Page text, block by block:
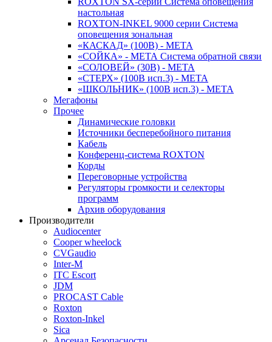
настольная
ROXTON-INKEL 9000 серии Система
оповещения зональная
«КАСКАД» (100В) - МЕТА
«СОЙКА» - МЕТА Система обратной связи
«СОЛОВЕЙ» (30В) - МЕТА
«СТЕРХ» (100В исп.3) - МЕТА
«ШКОЛЬНИК» (100В исп.3) - МЕТА
Мегафоны
Прочее
Динамические головки
Источники бесперебойного питания
Кабель
Конференц-система ROXTON
Корды
Переговорные устройства
Регуляторы громкости и селекторы
программ
Архив оборудования
Производители
Audiocenter
Cooper wheelock
CVGaudio
Inter-M
ITC Escort
JDM
PROCAST Cable
Roxton
Roxton-Inkel
Sica